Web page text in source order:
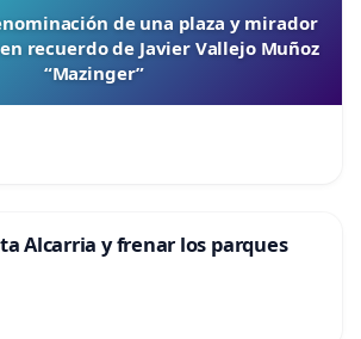
de una plaza y mirador
recuerdo de Javier Vallejo Muñoz
“Mazinger”
Alcarria y frenar los parques